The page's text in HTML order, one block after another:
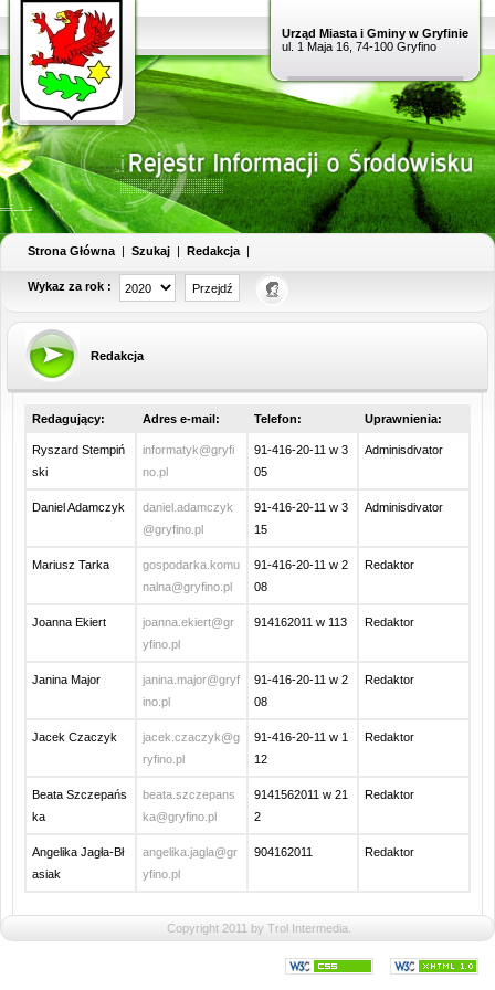
Urząd Miasta i Gminy w Gryfinie
ul. 1 Maja 16, 74-100 Gryfino
Strona Główna | Szukaj | Redakcja |
Wykaz za rok :
Redakcja
Redagujący: Adres e-mail: Telefon: Uprawnienia:
Ryszard Stempiń
ski
informatyk@gryfi
no.pl
91-416-20-11 w 3
05
Adminisdivator
Daniel Adamczyk
daniel.adamczyk
@gryfino.pl
91-416-20-11 w 3
15
Adminisdivator
Mariusz Tarka
gospodarka.komu
nalna@gryfino.pl
91-416-20-11 w 2
08
Redaktor
Joanna Ekiert
joanna.ekiert@gr
yfino.pl
914162011 w 113 Redaktor
Janina Major
janina.major@gryf
ino.pl
91-416-20-11 w 2
08
Redaktor
Jacek Czaczyk
jacek.czaczyk@g
ryfino.pl
91-416-20-11 w 1
12
Redaktor
Beata Szczepańs
ka
beata.szczepans
ka@gryfino.pl
9141562011 w 21
2
Redaktor
Angelika Jagła-Bł
asiak
angelika.jagla@gr
yfino.pl
904162011 Redaktor
Copyright 2011 by Trol Intermedia.